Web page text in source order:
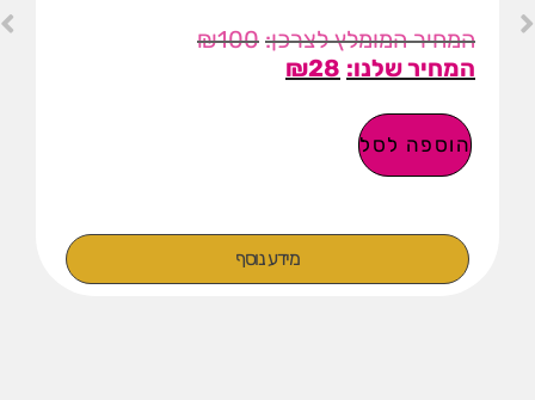
₪100
₪28
הוספה לסל
מידע נוסף